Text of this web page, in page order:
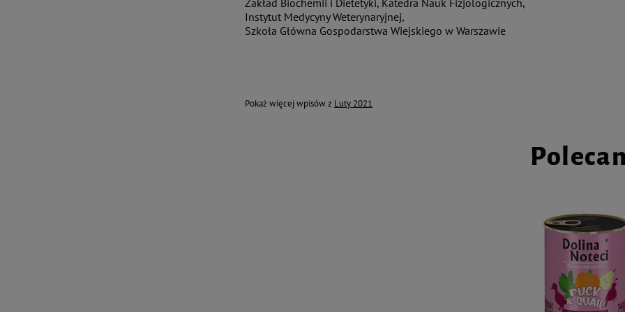
Instytut Medycyny Weterynaryjnej,
Szkoła Główna Gospodarstwa Wiejskiego w Warszawie
Pokaż więcej wpisów z Luty 2021